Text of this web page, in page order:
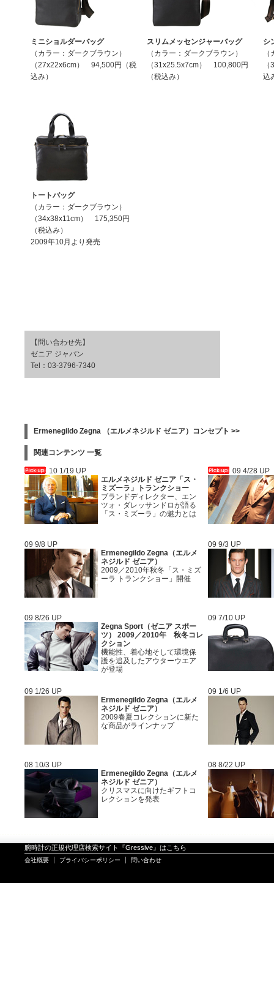
ミニショルダーバッグ
（カラー：ダークブラウン）
（27x22x6cm） 94,500円（税
込み）
スリムメッセンジャーバッグ
（カラー：ダークブラウン）
（31x25.5x7cm） 100,800円
（税込み）
シ
込
トートバッグ
（カラー：ダークブラウン）
（34x38x11cm） 175,350円
（税込み）
2009年10月より発売
【問い合わせ先】
ゼニア ジャパン
Tel：03-3796-7340
Ermenegildo Zegna （エルメネジルド ゼニア）コンセプト >>
関連コンテンツ 一覧
10 1/19 UP
エルメネジルド ゼニア「ス・
ミズーラ」トランクショー
ブランドディレクター、エン
ツォ・ダレッサンドロが語る
「ス・ミズーラ」の魅力とは
09 4/28 UP
09 9/8 UP
Ermenegildo Zegna（エルメ
ネジルド ゼニア）
2009／2010年秋冬「ス・ミズ
ーラ トランクショー」開催
09 9/3 UP
09 8/26 UP
Zegna Sport（ゼニア スポー
ツ） 2009／2010年 秋冬コレ
クション
機能性、着心地そして環境保
護を追及したアウターウエア
が登場
09 7/10 UP
09 1/26 UP
Ermenegildo Zegna（エルメ
ネジルド ゼニア）
2009春夏コレクションに新た
な商品がラインナップ
09 1/6 UP
08 10/3 UP
Ermenegildo Zegna（エルメ
ネジルド ゼニア）
クリスマスに向けたギフトコ
レクションを発表
08 8/22 UP
腕時計の正規代理店検索サイト『Gressive』はこちら
会社概要 プライバシーポリシー 問い合わせ